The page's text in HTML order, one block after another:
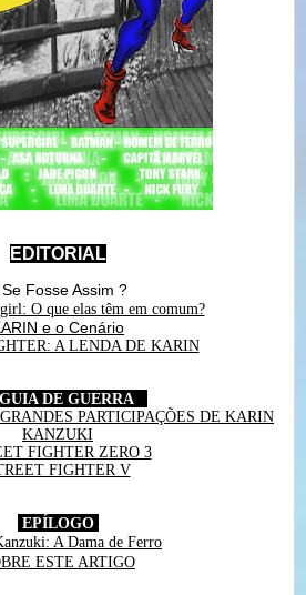
EDITORIAL
Se Fosse Assim ?
O que elas têm em comum?
e o Cenário
A LENDA DE KARIN
DE GUERRA
PARTICIPAÇÕES DE KARIN
KANZUKI
FIGHTER ZERO 3
FIGHTER V
EPÍLOGO
A Dama de Ferro
ESTE ARTIGO